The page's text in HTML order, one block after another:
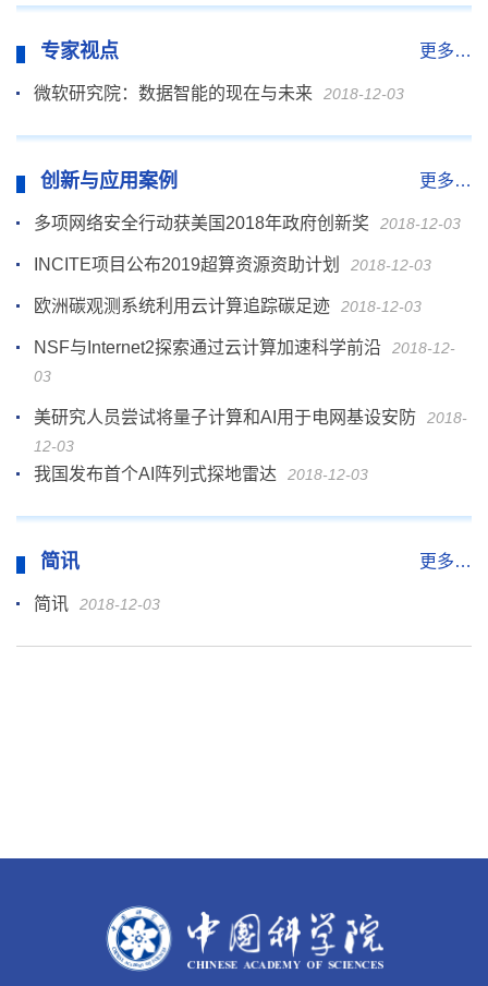
专家视点 更多…
微软研究院：数据智能的现在与未来 2018-12-03
创新与应用案例 更多…
多项网络安全行动获美国2018年政府创新奖 2018-12-03
INCITE项目公布2019超算资源资助计划 2018-12-03
欧洲碳观测系统利用云计算追踪碳足迹 2018-12-03
NSF与Internet2探索通过云计算加速科学前沿
2018-12-
03
美研究人员尝试将量子计算和AI用于电网基设安防
2018-
12-03
我国发布首个AI阵列式探地雷达 2018-12-03
简讯 更多…
简讯 2018-12-03